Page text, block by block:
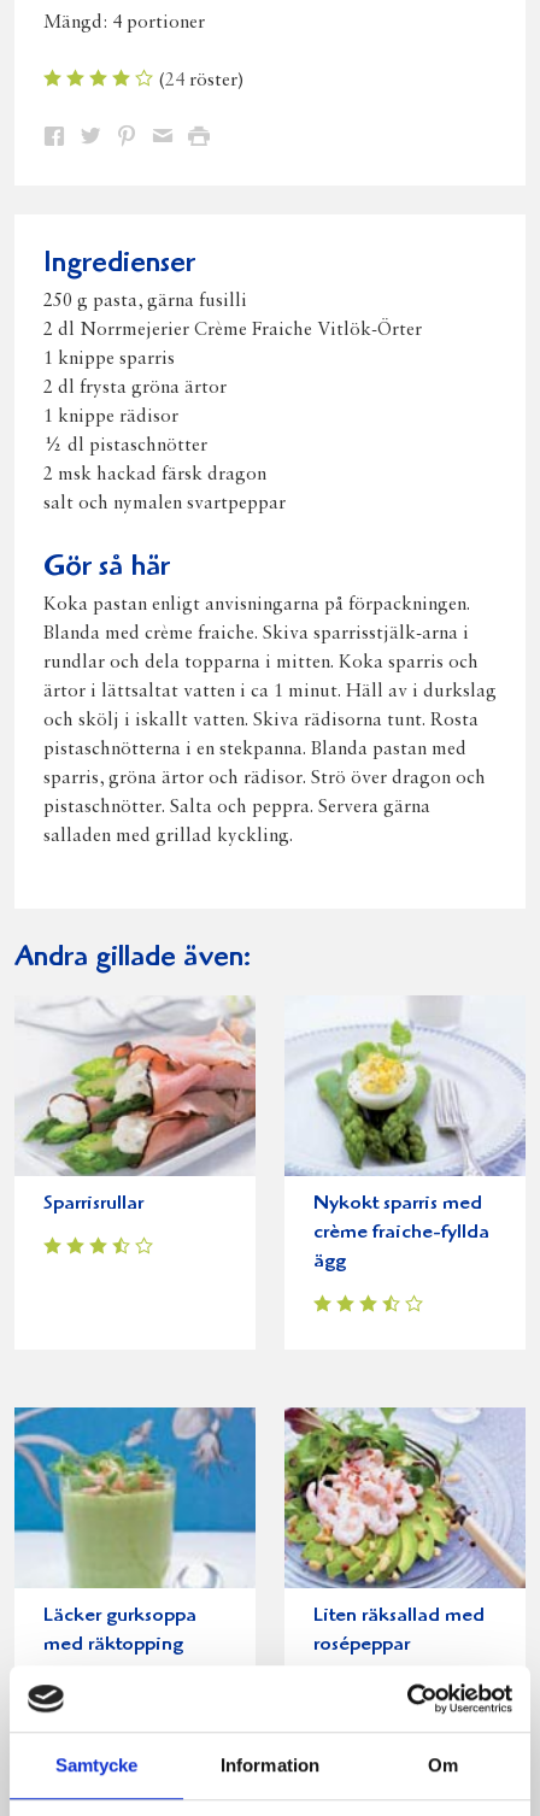
Samtycke Information Om
Mängd: 4 portioner
(24 röster)
Dela Dela Dela DelaSkriv
Ingredienser
250 g pasta, gärna fusilli
2 dl Norrmejerier Crème Fraiche Vitlök-Örter
1 knippe sparris
2 dl frysta gröna ärtor
1 knippe rädisor
½ dl pistaschnötter
2 msk hackad färsk dragon
salt och nymalen svartpeppar
Gör så här
Koka pastan enligt anvisningarna på förpackningen.
Blanda med crème fraiche. Skiva sparrisstjälk-arna i
rundlar och dela topparna i mitten. Koka sparris och
ärtor i lättsaltat vatten i ca 1 minut. Häll av i durkslag
och skölj i iskallt vatten. Skiva rädisorna tunt. Rosta
pistaschnötterna i en stekpanna. Blanda pastan med
sparris, gröna ärtor och rädisor. Strö över dragon och
pistaschnötter. Salta och peppra. Servera gärna
salladen med grillad kyckling.
Andra gillade även:
Sparrisrullar
Nykokt sparris med
crème fraiche-fyllda
ägg
Läcker gurksoppa
med räktopping
Liten räksallad med
rosépeppar